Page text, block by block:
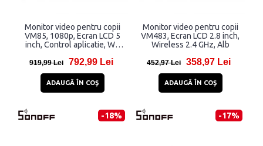
Monitor video pentru copii
VM85, 1080p, Ecran LCD 5
inch, Control aplicatie, Wi-
919,99 Lei 792,99 Lei
ADAUGĂ ÎN COŞ
Monitor video pentru copii
VM483, Ecran LCD 2.8 inch,
Wireless 2.4 GHz, Alb
452,97 Lei 358,97 Lei
ADAUGĂ ÎN COŞ
-18% -17%